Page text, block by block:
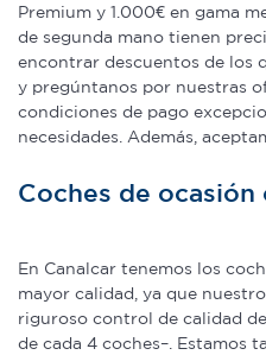
Premium y 1.000€ en gama
de segunda mano tienen
encontrar descuentos de los
y pregúntanos por nuestras
condiciones de pago
necesidades. Además,
Coches de ocasión
En Canalcar tenemos los
mayor calidad, ya que
riguroso control de calidad
de cada 4 coches–. Estamos